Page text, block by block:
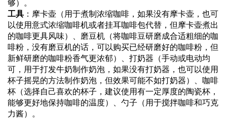
够）。
工具 ：摩卡壶（用于煮制浓缩咖啡，如果没有摩卡壶，也可
以使用意式浓缩咖啡机或者挂耳咖啡包代替，但摩卡壶煮出
的咖啡更具风味）、磨豆机（将咖啡豆研磨成合适粗细的咖
啡粉，没有磨豆机的话，可以购买已经研磨好的咖啡粉，但
新鲜研磨的咖啡粉香气更浓郁）、打奶器（手动或电动均
可，用于打发牛奶制作奶泡，如果没有打奶器，也可以使用
杯子摇晃的方法制作奶泡，但效果可能不如打奶器）、咖啡
杯（选择自己喜欢的杯子，建议使用有一定厚度的陶瓷杯，
能够更好地保持咖啡的温度）、勺子（用于搅拌咖啡和巧克
力酱）。